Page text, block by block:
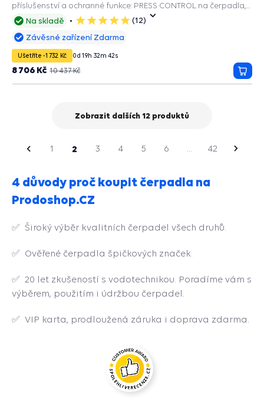
Na skladě
5
hvězdiček
(12)
příslušenství a ochranné funkce: PRESS CONTROL na čerpadla,
Manometr, Zpětný ventil, Ochrana chodu na sucho.
Závěsné zařízení Zdarma
Ušetříte -1 732 Kč 0d 19h 32m 41s
10 437 Kč
8 706 Kč
do
Zobrazit dalších 12 produktů
1
2 3 4 5 6 42
4 důvody proč koupit čerpadla na
Prodoshop.CZ
✅ Široký výběr kvalitních čerpadel všech druhů.
✅ Ověřené čerpadla špičkových značek.
✅ 20 let zkušeností s vodotechnikou. Poradíme vám s
výběrem, použitím i údržbou čerpadel.
✅ VIP karta, prodloužená záruka i doprava zdarma.